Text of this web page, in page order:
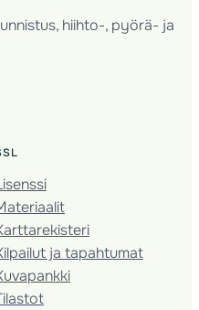
hiihto-, pyörä- ja
ja tapahtumat